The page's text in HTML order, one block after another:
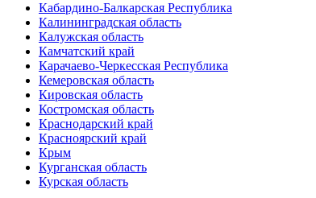
Кабардино-Балкарская Республика
Калининградская область
Калужская область
Камчатский край
Карачаево-Черкесская Республика
Кемеровская область
Кировская область
Костромская область
Краснодарский край
Красноярский край
Крым
Курганская область
Курская область